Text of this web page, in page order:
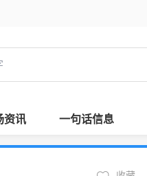
资讯 一句话信息